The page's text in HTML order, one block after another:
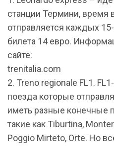
станции Термини, время
отправляется каждых
билета 14 евро.
сайте:
trenitalia.com
2. Treno regionale FL1.
поезда которые
иметь разные конечные
такие как Tiburtina,
Poggio Mirteto, Orte. Но